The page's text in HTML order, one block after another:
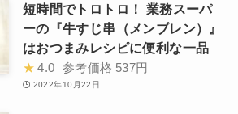
短時間でトロトロ！ 業務スーパ
ーの『牛すじ串（メンブレン）』
はおつまみレシピに便利な一品
★ 4.0 参考価格 537円
2022年10月22日